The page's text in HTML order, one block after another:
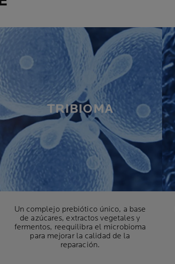
TRIBIOMA
Un complejo prebiótico único, a base
de azúcares, extractos vegetales y
fermentos, reequilibra el microbioma
para mejorar la calidad de la
reparación.